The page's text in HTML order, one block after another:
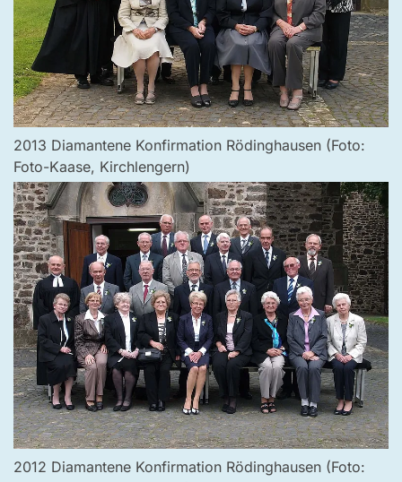
2013 Diamantene Konfirmation Rödinghausen (Foto:
Foto-Kaase, Kirchlengern)
2012 Diamantene Konfirmation Rödinghausen (Foto: